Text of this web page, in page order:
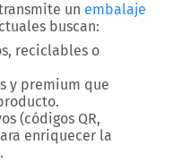
un embalaje
buscan:
reciclables o
y premium que
(códigos QR,
enriquecer la